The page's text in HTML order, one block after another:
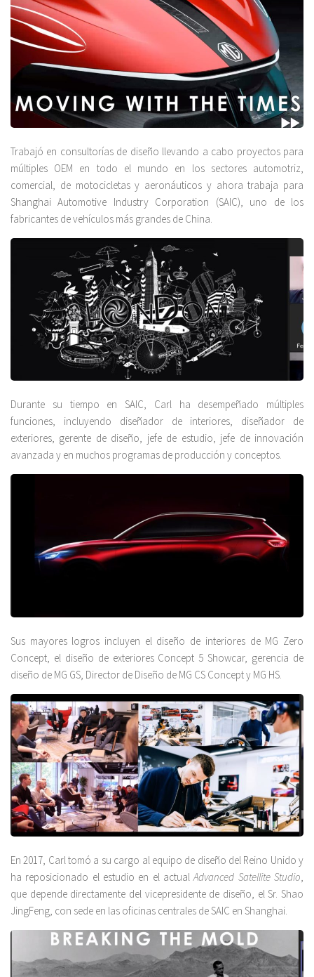
Trabajó en consultorías de diseño llevando a cabo proyectos para
múltiples OEM en todo el mundo en los sectores automotriz,
comercial, de motocicletas y aeronáuticos y ahora trabaja para
Shanghai Automotive Industry Corporation (SAIC), uno de los
fabricantes de vehículos más grandes de China.
Durante su tiempo en SAIC, Carl ha desempeñado múltiples
funciones, incluyendo diseñador de interiores, diseñador de
exteriores, gerente de diseño, jefe de estudio, jefe de innovación
avanzada y en muchos programas de producción y conceptos.
Sus mayores logros incluyen el diseño de interiores de MG Zero
Concept, el diseño de exteriores Concept 5 Showcar, gerencia de
diseño de MG GS, Director de Diseño de MG CS Concept y MG HS.
En 2017, Carl tomó a su cargo al equipo de diseño del Reino Unido y
ha reposicionado el estudio en el actualAdvanced Satellite Studio,
que depende directamente del vicepresidente de diseño, el Sr. Shao
JingFeng, con sede en las oficinas centrales de SAIC en Shanghai.